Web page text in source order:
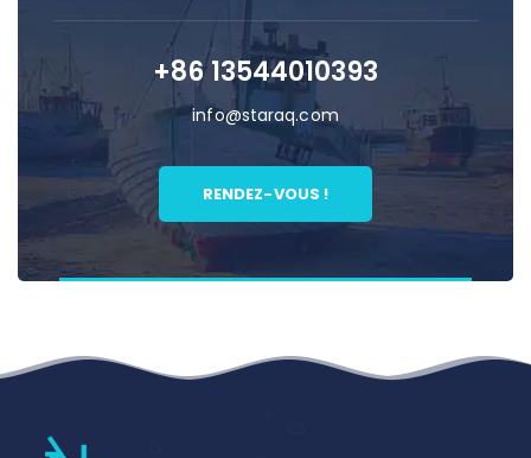
+86 13544010393
info@staraq.com
RENDEZ-VOUS !